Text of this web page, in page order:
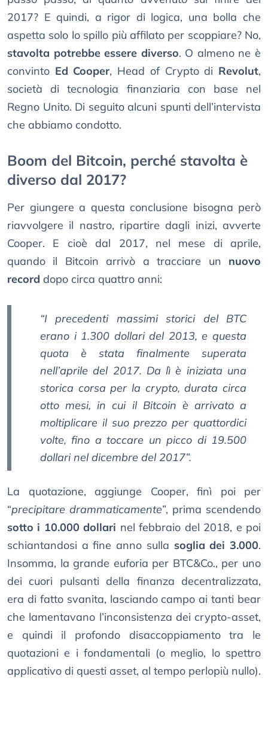
2017? E quindi, a rigor di logica, una bolla che
aspetta solo lo spillo più affilato per scoppiare? No,
stavolta potrebbe essere diverso. O almeno ne è
convinto Ed Cooper, Head of Crypto di Revolut,
società di tecnologia finanziaria con base nel
Regno Unito. Di seguito alcuni spunti dell’intervista
che abbiamo condotto.
Boom del Bitcoin, perché stavolta è
diverso dal 2017?
Per giungere a questa conclusione bisogna però
riavvolgere il nastro, ripartire dagli inizi, avverte
Cooper. E cioè dal 2017, nel mese di aprile,
quando il Bitcoin arrivò a tracciare un nuovo
record dopo circa quattro anni:
“I precedenti massimi storici del BTC
erano i 1.300 dollari del 2013, e questa
quota è stata finalmente superata
nell’aprile del 2017. Da lì è iniziata una
storica corsa per la crypto, durata circa
otto mesi, in cui il Bitcoin è arrivato a
moltiplicare il suo prezzo per quattordici
volte, fino a toccare un picco di 19.500
dollari nel dicembre del 2017”.
La quotazione, aggiunge Cooper, finì poi per
“precipitare drammaticamente”, prima scendendo
sotto i 10.000 dollari nel febbraio del 2018, e poi
schiantandosi a fine anno sulla soglia dei 3.000.
Insomma, la grande euforia per BTC&Co., per uno
dei cuori pulsanti della finanza decentralizzata,
era di fatto svanita, lasciando campo ai tanti bear
che lamentavano l’inconsistenza dei crypto-asset,
e quindi il profondo disaccoppiamento tra le
quotazioni e i fondamentali (o meglio, lo spettro
applicativo di questi asset, al tempo perlopiù nullo).